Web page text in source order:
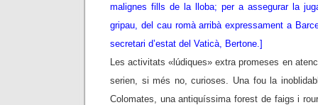
malignes fills de la lloba; per a assegurar la
gripau, del cau romà arribà expressament a
secretari d’estat del Vaticà, Bertone.]
Les activitats «lúdiques» extra promeses en
serien, si més no, curioses. Una fou la
Colomates, una antiquíssima forest de faigs i